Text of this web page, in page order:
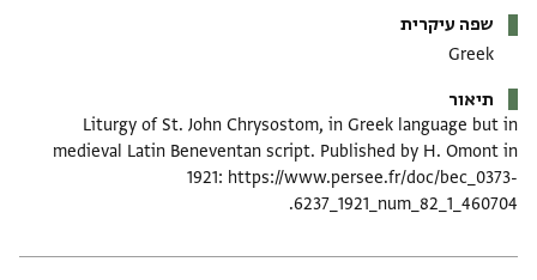
שפה עיקרית
Greek
תיאור
Liturgy of St. John Chrysostom, in Greek language but in
medieval Latin Beneventan script. Published by H. Omont in
1921: https://www.persee.fr/doc/bec_0373-
6237_1921_num_82_1_460704.